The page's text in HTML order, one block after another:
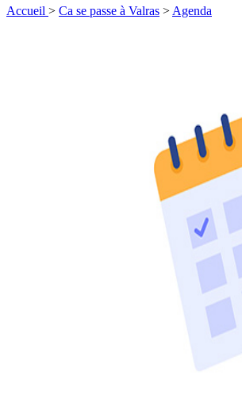
Accueil > Ca se passe à Valras > Agenda